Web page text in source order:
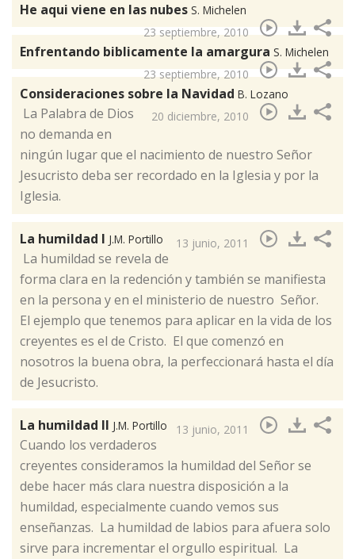
He aqui viene en las nubes S. Michelen
23 septiembre, 2010
Enfrentando biblicamente la amargura S. Michelen
23 septiembre, 2010
Consideraciones sobre la Navidad B. Lozano
20 diciembre, 2010
​ La Palabra de Dios
no demanda en
ningún lugar que el nacimiento de nuestro Señor
Jesucristo deba ser recordado en la Iglesia y por la
Iglesia.
La humildad I J.M. Portillo 13 junio, 2011
La humildad se revela de
forma clara en la redención y también se manifiesta
en la persona y en el ministerio de nuestro Señor. ​
El ejemplo que tenemos para aplicar en la vida de los
creyentes es el de Cristo. El que comenzó en
nosotros la buena obra, la perfeccionará hasta el día
de Jesucristo.
La humildad II J.M. Portillo 13 junio, 2011
​Cuando los verdaderos
creyentes consideramos la humildad del Señor se
debe hacer más clara nuestra disposición a la
humildad, especialmente cuando vemos sus
enseñanzas. La humildad de labios para afuera solo
sirve para incrementar el orgullo espiritual. La